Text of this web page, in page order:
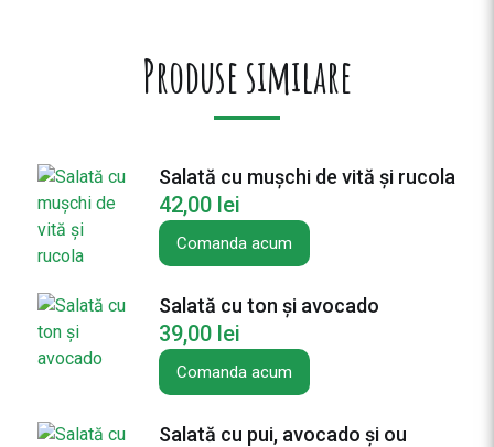
Produse similare
Salată cu mușchi de vită și rucola
42,00 lei
Comanda acum
Salată cu ton și avocado
39,00 lei
Comanda acum
Salată cu pui, avocado și ou